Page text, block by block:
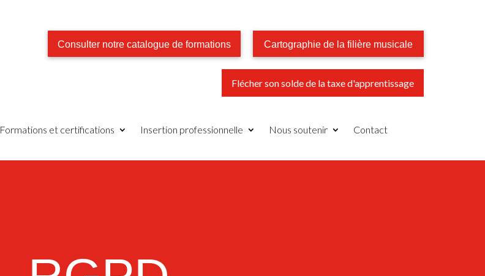
Consulter notre catalogue de formations Cartographie de la filière musicale
Flécher son solde de la taxe d'apprentissage
Formations et certifications Insertion professionnelle Nous soutenir Contact